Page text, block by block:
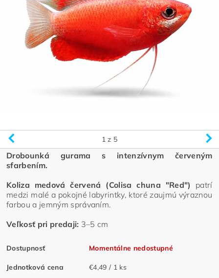
1 z 5
Drobounká gurama s intenzívnym červeným
sfarbením.
Koliza medová červená (Colisa chuna "Red")
patrí
medzi malé a pokojné labyrintky, ktoré zaujmú výraznou
farbou a jemným správaním.
Veľkosť pri predaji: 3–5 cm
Dostupnosť Momentálne nedostupné
Jednotková cena €4,49 / 1 ks